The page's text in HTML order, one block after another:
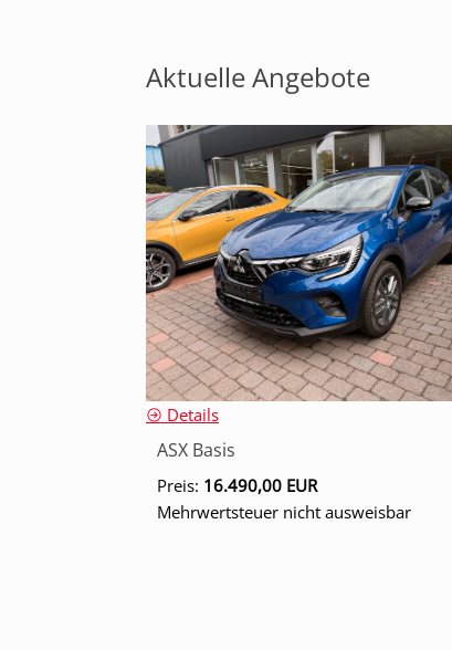
Aktuelle Angebote
Details
ASX Basis
Preis: 16.490,00 EUR
Mehrwertsteuer nicht ausweisbar